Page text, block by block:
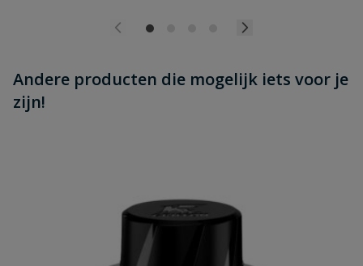
Andere producten die mogelijk iets voor je
zijn!